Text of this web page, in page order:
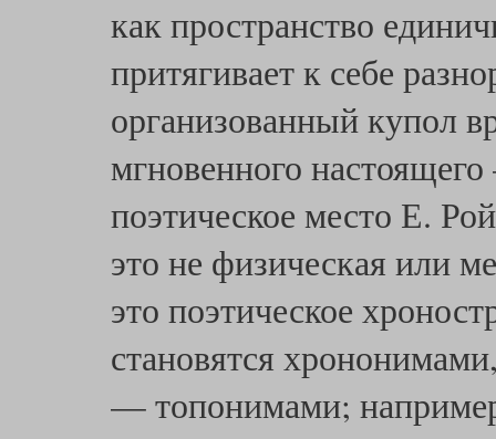
как пространство
притягивает к себе
организованный купол
мгновенного
поэтическое место Е.
это не физическая или
это поэтическое
становятся
— топонимами;